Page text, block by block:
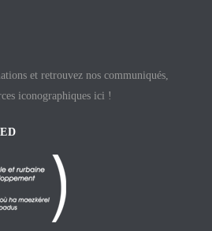
et retrouvez nos communiqués,
iconographiques ici !